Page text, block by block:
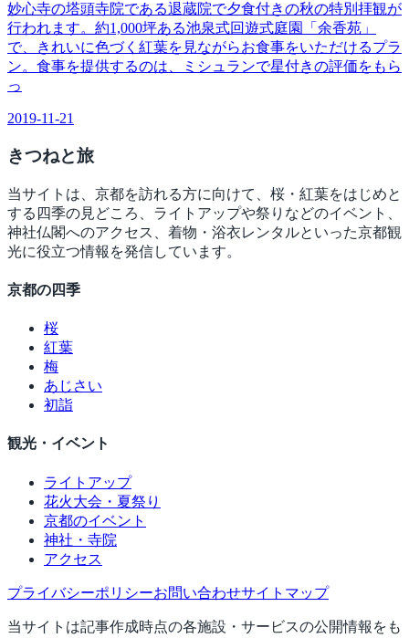
妙心寺の塔頭寺院である退蔵院で夕食付きの秋の特別拝観が
行われます。約1,000坪ある池泉式回遊式庭園「余香苑」
で、きれいに色づく紅葉を見ながらお食事をいただけるプラ
ン。食事を提供するのは、ミシュランで星付きの評価をもら
っ
2019-11-21
きつねと旅
当サイトは、京都を訪れる方に向けて、桜・紅葉をはじめと
する四季の見どころ、ライトアップや祭りなどのイベント、
神社仏閣へのアクセス、着物・浴衣レンタルといった京都観
光に役立つ情報を発信しています。
京都の四季
桜
紅葉
梅
あじさい
初詣
観光・イベント
ライトアップ
花火大会・夏祭り
京都のイベント
神社・寺院
アクセス
プライバシーポリシーお問い合わせサイトマップ
当サイトは記事作成時点の各施設・サービスの公開情報をも